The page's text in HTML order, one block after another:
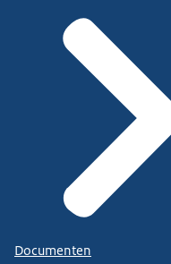
Documenten